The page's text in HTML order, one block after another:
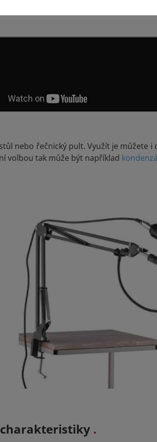
je například
bezdrátový klopový
nebo řečnický pult. Využít je můžete
volbou tak může být například